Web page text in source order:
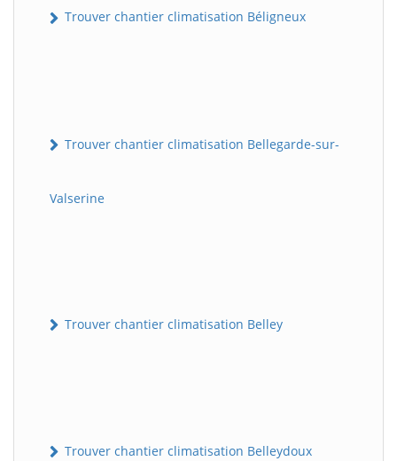
Trouver chantier climatisation Béligneux
Trouver chantier climatisation Bellegarde-sur-
Valserine
Trouver chantier climatisation Belley
Trouver chantier climatisation Belleydoux